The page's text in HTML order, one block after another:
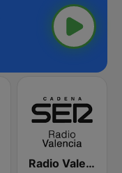
Radio Valencia SER